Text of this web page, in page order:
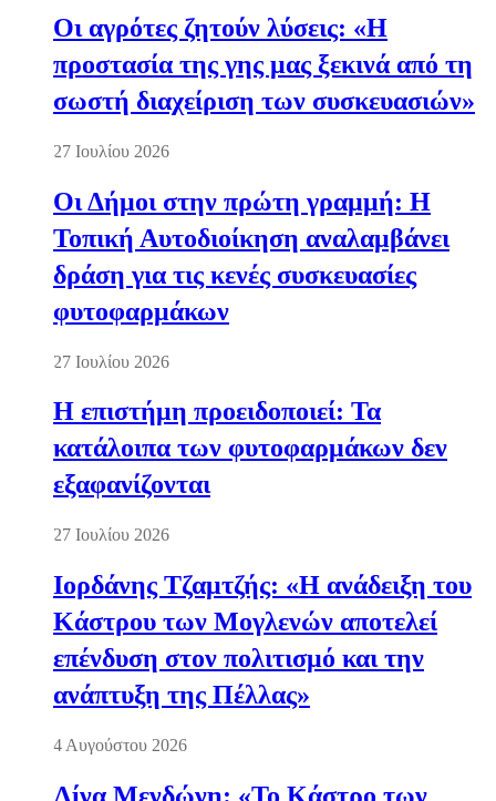
Οι αγρότες ζητούν λύσεις: «Η
προστασία της γης μας ξεκινά από τη
σωστή διαχείριση των συσκευασιών»
27 Ιουλίου 2026
Οι Δήμοι στην πρώτη γραμμή: Η
Τοπική Αυτοδιοίκηση αναλαμβάνει
δράση για τις κενές συσκευασίες
φυτοφαρμάκων
27 Ιουλίου 2026
Η επιστήμη προειδοποιεί: Τα
κατάλοιπα των φυτοφαρμάκων δεν
εξαφανίζονται
27 Ιουλίου 2026
Ιορδάνης Τζαμτζής: «Η ανάδειξη του
Κάστρου των Μογλενών αποτελεί
επένδυση στον πολιτισμό και την
ανάπτυξη της Πέλλας»
4 Αυγούστου 2026